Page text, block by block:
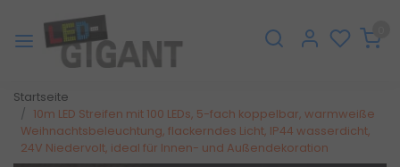
Startseite
10m LED Streifen mit 100 LEDs, 5-fach koppelbar, warmweiße
Weihnachtsbeleuchtung, flackerndes Licht, IP44 wasserdicht,
24V Niedervolt, ideal für Innen- und Außendekoration